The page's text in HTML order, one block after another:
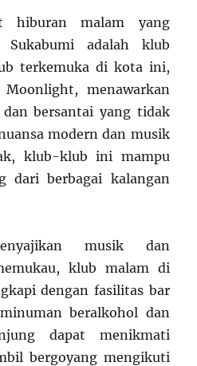
hiburan malam yang
adalah klub
terkemuka di kota ini,
menawarkan
bersantai yang tidak
modern dan musik
klub-klub ini mampu
dari berbagai kalangan
musik dan
klub malam di
dengan fasilitas bar
beralkohol dan
dapat menikmati
bergoyang mengikuti